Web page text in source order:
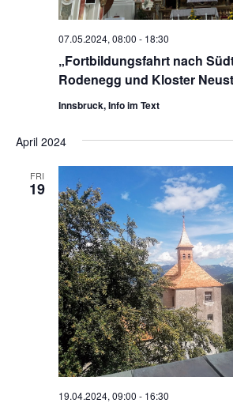
„Fortbildungsfahrt nach
Rodenegg und Kloster
07.05.2024, 08:00 - 18:30
Innsbruck, Info im Text
April 2024
FRI
19
19.04.2024, 09:00 - 16:30